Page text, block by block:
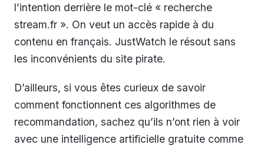
l’intention derrière le mot-clé « recherche
stream.fr ». On veut un accès rapide à du
contenu en français. JustWatch le résout sans
les inconvénients du site pirate.
D’ailleurs, si vous êtes curieux de savoir
comment fonctionnent ces algorithmes de
recommandation, sachez qu’ils n’ont rien à voir
avec une intelligence artificielle gratuite comme